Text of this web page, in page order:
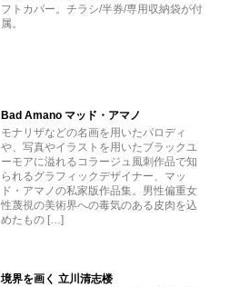
フトカバー。チラシ/半券/専用収納袋が付
属。
Bad Amano マッド・アマノ
モナリザなどの名画を用いたパロディ
や、写真やイラストを用いたブラックユ
ーモアに溢れるコラージュ風刺作品で知
られるグラフィックデザイナー、マッ
ド・アマノの私家版作品集。男性偏重女
性蔑視の美術界への毒気のある皮肉を込
めたもの […]
境界を画く 立川清志楼